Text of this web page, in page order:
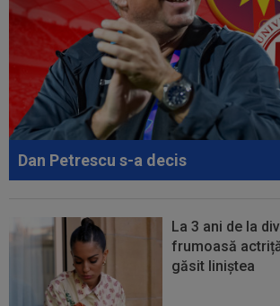
00:41 EXCLUSIV
Gigi Becali: ”Hai să-ți
Mihai Stoica. E prima oară când o zic”
00:34 EXCLUSIV
Dorit iar de Varga la
Iordănescu a luat decizia!
00:22 EXCLUSIV
Gică Craioveanu a dat
serii, după KuPS - Craiova: ”Știi cine mă...
Dan Petrescu s-a decis
La 3 ani de la
frumoasă
găsit liniștea